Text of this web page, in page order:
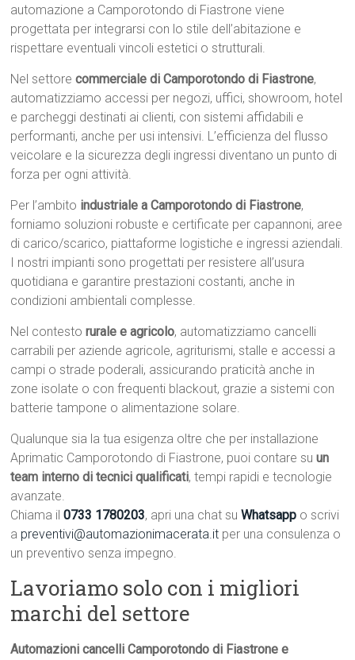
automazione a Camporotondo di Fiastrone viene
progettata per integrarsi con lo stile dell’abitazione e
rispettare eventuali vincoli estetici o strutturali.
Nel settorecommerciale di Camporotondo di Fiastrone,
automatizziamo accessi per negozi, uffici, showroom, hotel
e parcheggi destinati ai clienti, con sistemi affidabili e
performanti, anche per usi intensivi. L’efficienza del flusso
veicolare e la sicurezza degli ingressi diventano un punto di
forza per ogni attività.
Per l’ambito industriale a Camporotondo di Fiastrone,
forniamo soluzioni robuste e certificate per capannoni, aree
di carico/scarico, piattaforme logistiche e ingressi aziendali.
I nostri impianti sono progettati per resistere all’usura
quotidiana e garantire prestazioni costanti, anche in
condizioni ambientali complesse.
Nel contestorurale e agricolo, automatizziamo cancelli
carrabili per aziende agricole, agriturismi, stalle e accessi a
campi o strade poderali, assicurando praticità anche in
zone isolate o con frequenti blackout, grazie a sistemi con
batterie tampone o alimentazione solare.
Qualunque sia la tua esigenza oltre che per installazione
Aprimatic Camporotondo di Fiastrone, puoi contare suun
team interno di tecnici qualificati, tempi rapidi e tecnologie
avanzate.
Chiama il0733 1780203, apri una chat suWhatsapp o scrivi
a preventivi@automazionimacerata.it per una consulenza o
un preventivo senza impegno.
Lavoriamo solo con i migliori
marchi del settore
Automazioni cancelli Camporotondo di Fiastrone e